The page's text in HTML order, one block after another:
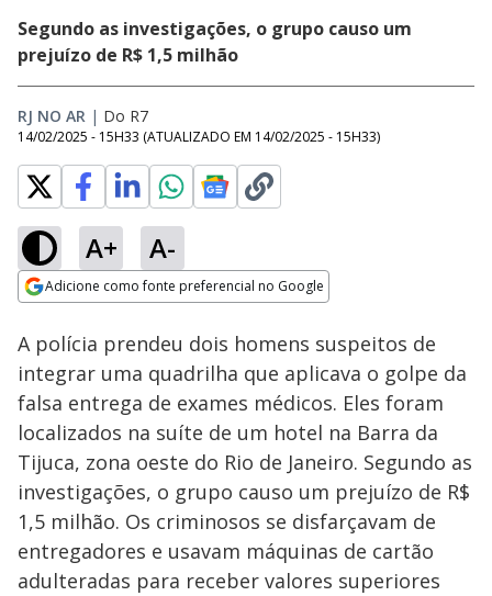
Segundo as investigações, o grupo causo um
prejuízo de R$ 1,5 milhão
RJ NO AR | Do R7
14/02/2025 - 15H33 (ATUALIZADO EM 14/02/2025 - 15H33)
A+ A-
Adicione como fonte preferencial no Google
Ativar
Loaded
23.45%
A polícia prendeu dois homens suspeitos de
integrar uma quadrilha que aplicava o golpe da
falsa entrega de exames médicos. Eles foram
localizados na suíte de um hotel na Barra da
Tijuca, zona oeste do Rio de Janeiro. Segundo as
investigações, o grupo causo um prejuízo de R$
1,5 milhão. Os criminosos se disfarçavam de
entregadores e usavam máquinas de cartão
adulteradas para receber valores superiores